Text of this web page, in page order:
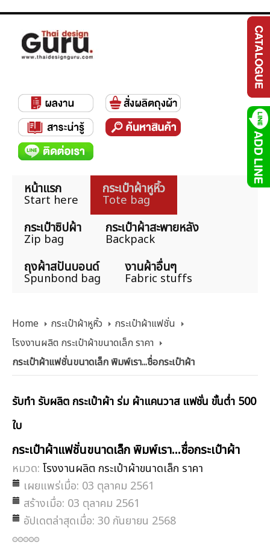
หน้าแรก
Start here
กระเป๋าผ้าหูหิ้ว
Tote bag
กระเป๋าซิปผ้า
Zip bag
กระเป๋าผ้าสะพายหลัง
Backpack
ถุงผ้าสปันบอนด์
Spunbond bag
งานผ้าอื่นๆ
Fabric stuffs
Home กระเป๋าผ้าหูหิ้ว
กระเป๋าผ้าแฟชั่น
โรงงานผลิต กระเป๋าผ้าขนาดเล็ก ราคา
กระเป๋าผ้าแฟชั่นขนาดเล็ก พิมพ์เรา...ชื่อกระเป๋าผ้า
รับทำ รับผลิต กระเป๋าผ้า ร่ม ผ้าแคนวาส แฟชั่น ขั้นต่ำ 500
ใบ
กระเป๋าผ้าแฟชั่นขนาดเล็ก พิมพ์เรา...ชื่อกระเป๋าผ้า
หมวด: โรงงานผลิต กระเป๋าผ้าขนาดเล็ก ราคา
เผยแพร่เมื่อ: 03 ตุลาคม 2561
สร้างเมื่อ: 03 ตุลาคม 2561
อัปเดตล่าสุดเมื่อ: 30 กันยายน 2568